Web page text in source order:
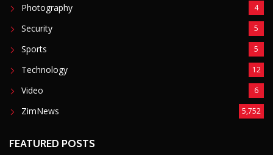
Photography 4
Security 5
Sports 5
Technology 12
Video 6
ZimNews 5,752
FEATURED POSTS